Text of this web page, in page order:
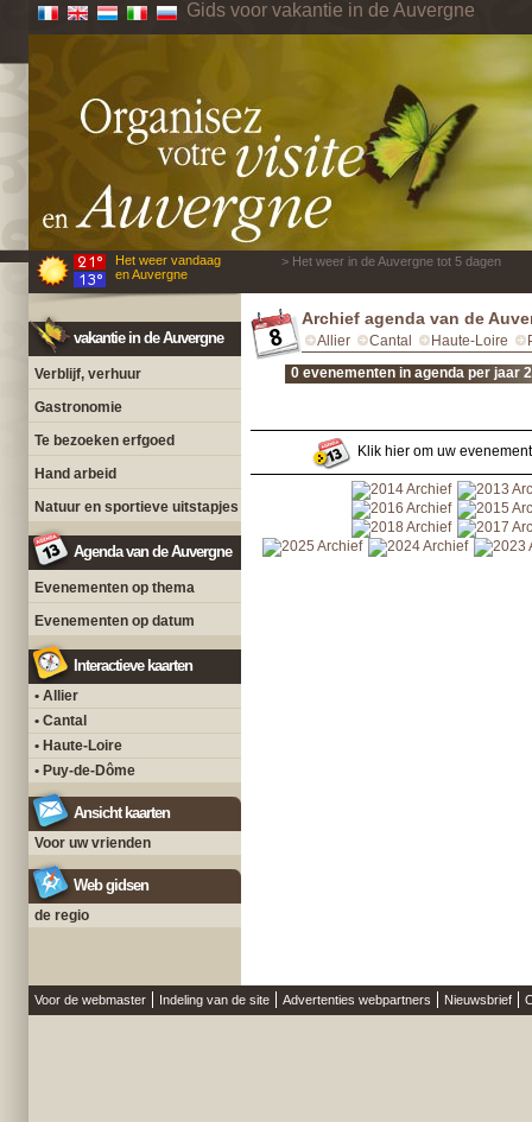
Gids voor vakantie in de Auvergne
Het weer vandaag
en Auvergne
> Het weer in de Auvergne tot 5 dagen
vakantie in de Auvergne
Verblijf, verhuur
Gastronomie
Te bezoeken erfgoed
Hand arbeid
Natuur en sportieve uitstapjes
Agenda van de Auvergne
Evenementen op thema
Evenementen op datum
Interactieve kaarten
• Allier
• Cantal
• Haute-Loire
• Puy-de-Dôme
Ansicht kaarten
Voor uw vrienden
Web gidsen
de regio
Archief agenda van de
Allier Cantal Haute-Loire
0 evenementen in agenda per jaar
Klik hier om uw
Voor de webmaster Indeling van de site Advertenties webpartners Nieuwsbrief